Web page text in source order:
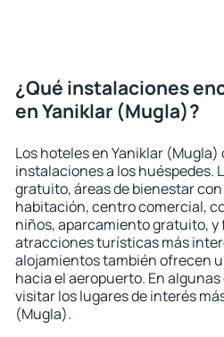
¿Qué instalaciones
en Yaniklar (Mugla)?
Los hoteles en Yaniklar
instalaciones a los huéspedes.
gratuito, áreas de bienestar
habitación, centro comercial,
niños, aparcamiento gratuito,
atracciones turísticas más
alojamientos también ofrecen
hacia el aeropuerto. En
visitar los lugares de interés
(Mugla).